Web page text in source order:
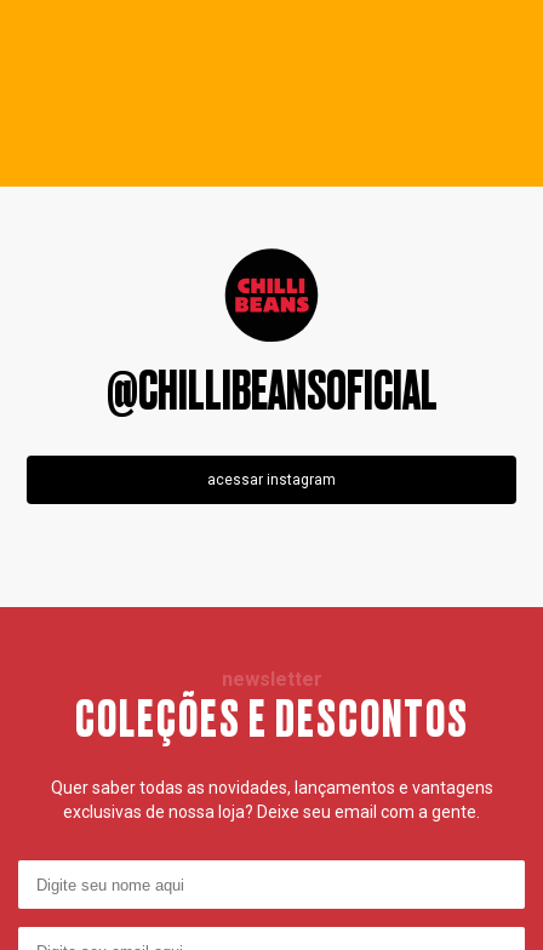
@CHILLIBEANSOFICIAL
acessar instagram
newsletter
COLEÇÕES E DESCONTOS
Quer saber todas as novidades, lançamentos e vantagens
exclusivas de nossa loja? Deixe seu email com a gente.